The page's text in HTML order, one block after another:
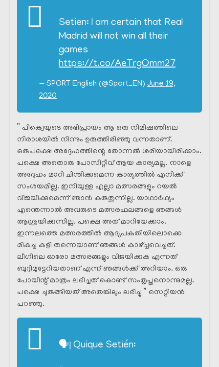
Setien: I am certain that Real
Madrid will not win all their
games
https://t.co/AeTrgOmm27
— SPORT English (@Sport_EN) June 19,
2020
” പിക്വെയുടെ അഭിപ്രായം ആ ഒരു നിമിഷത്തിലെ
നിരാശയിൽ നിന്നും ഉരുത്തിരിഞ്ഞു വന്നതാണ്.
ഒരുപക്ഷെ അദ്ദേഹത്തിന്റെ തോന്നൽ ശരിയായിരിക്കാം.
പക്ഷെ അതൊരു പോസിറ്റീവ് ആയ കാര്യമല്ല. നാളെ
അദ്ദേഹം മാറി ചിന്തിക്കുമെന്ന കാര്യത്തിൽ എനിക്ക്
സംശയമില്ല. ഇനിയുള്ള എല്ലാ മത്സരങ്ങളും റയൽ
വിജയിക്കുമെന്ന് ഞാൻ കരുതുന്നില്ല. യാഥാർഥ്യം
എന്തെന്നാൽ അവരുടെ മത്സരഫലങ്ങളെ ഞങ്ങൾ
ആശ്രയിക്കുന്നില്ല. പക്ഷെ അത് മാറിയേക്കാം.
ഇന്നലത്തെ മത്സരത്തിൽ ആദ്യപകുതിയിലൊക്കെ
മികച്ച കളി തന്നെയാണ് ഞങ്ങൾ കാഴ്ച്ചവെച്ചത്.
ലീഗിലെ ഓരോ മത്സരങ്ങളും വിജയിക്കുക എന്നത്
ബുദ്ദിമുട്ടേറിയതാണ് എന്ന് ഞങ്ങൾക്ക് അറിയാം. ഒരു
പോയിന്റ് മാത്രം ലഭിച്ചത് കൊണ്ട് സംതൃപ്തനൊന്നുമല്ല.
പക്ഷെ ചുരുങ്ങിയത് അതെങ്കിലും ലഭിച്ചു ” സെറ്റിയൻ
പറഞ്ഞു.
🗣️| Quique Setién: